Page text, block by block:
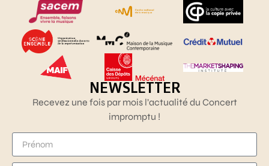
NEWSLETTER
Recevez une fois par mois l’actualité du Concert
impromptu !